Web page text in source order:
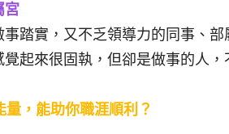
宮
事踏實，又不乏領導力的同事、
覺起來很固執，但卻是做事的人
量，能助你職涯順利？